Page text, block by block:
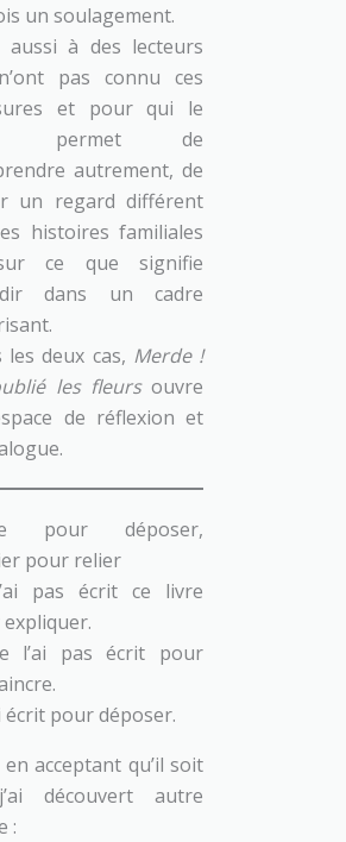
un soulagement.
aussi à des lecteurs
pas connu ces
et pour qui le
permet de
autrement, de
un regard différent
histoires familiales
ce que signifie
dans un cadre
les deux cas, Merde !
les fleursouvre
de réflexion et
pour déposer,
pour relier
pas écrit ce livre
l’ai pas écrit pour
écrit pour déposer.
acceptant qu’il soit
découvert autre
: